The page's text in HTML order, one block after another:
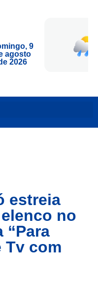
9
agosto
2026
estreia
no
“Para
Tv com